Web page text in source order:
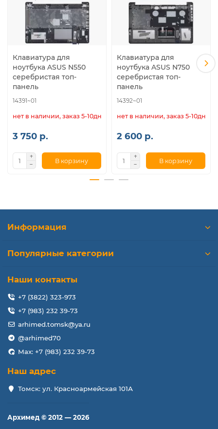
Клавиатура для
ноутбука ASUS N550
серебристая топ-
панель
14391~01
нет в наличии, заказ 5-10дн.
3 750 р.
В корзину
Клавиатура для
ноутбука ASUS N750
серебристая топ-
панель
14392~01
нет в наличии, заказ 5-10дн.
2 600 р.
В корзину
Информация
Популярные категории
Наши контакты
+7 (3822) 323-973
+7 (983) 232 39-73
arhimed.tomsk@ya.ru
@arhimed70
Max: +7 (983) 232 39-73
Наш адрес
Томск: ул. Красноармейская 101А
Архимед © 2012 — 2026